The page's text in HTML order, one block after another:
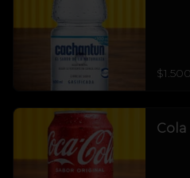
$1.500
Cola